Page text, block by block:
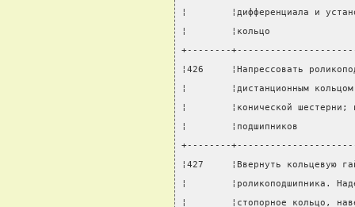
¦        ¦дифференциала и
¦        ¦кольцо
+--------
¦426     ¦Напрессовать
¦        ¦дистанционным
¦        ¦конической
¦        ¦подшипников
+--------
¦427     ¦Ввернуть
¦        ¦роликоподшипника.
¦        ¦стопорное кольцо,